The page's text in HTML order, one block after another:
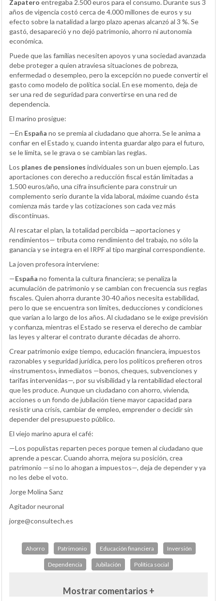
Zapatero entregaba 2.500 euros para el consumo. Durante sus 3
años de vigencia costó cerca de 4.000 millones de euros y su
efecto sobre la natalidad a largo plazo apenas alcanzó al 3 %. Se
gastó, desapareció y no dejó patrimonio, ahorro ni autonomía
económica.
Puede que las familias necesiten apoyos y una sociedad avanzada
debe proteger a quien atraviesa situaciones de pobreza,
enfermedad o desempleo, pero la excepción no puede convertir el
gasto como modelo de política social. En ese momento, deja de
ser una red de seguridad para convertirse en una red de
dependencia.
El marino prosigue:
—En España no se premia al ciudadano que ahorra. Se le anima a
confiar en el Estado y, cuando intenta guardar algo para el futuro,
se le limita, se le grava o se cambian las reglas.
Los planes de pensiones individuales son un buen ejemplo. Las
aportaciones con derecho a reducción fiscal están limitadas a
1.500 euros/año, una cifra insuficiente para construir un
complemento serio durante la vida laboral, máxime cuando ésta
comienza más tarde y las cotizaciones son cada vez más
discontinuas.
Al rescatar el plan, la totalidad percibida —aportaciones y
rendimientos— tributa como rendimiento del trabajo, no sólo la
ganancia y se integra en el IRPF al tipo marginal correspondiente.
La joven profesora interviene:
—España no fomenta la cultura financiera; se penaliza la
acumulación de patrimonio y se cambian con frecuencia sus reglas
fiscales. Quien ahorra durante 30-40 años necesita estabilidad,
pero lo que se encuentra son límites, deducciones y condiciones
que varían a lo largo de los años. Al ciudadano se le exige previsión
y confianza, mientras el Estado se reserva el derecho de cambiar
las leyes y alterar el contrato durante décadas de ahorro.
Crear patrimonio exige tiempo, educación financiera, impuestos
razonables y seguridad jurídica, pero los políticos prefieren otros
«instrumentos», inmediatos —bonos, cheques, subvenciones y
tarifas intervenidas—, por su visibilidad y la rentabilidad electoral
que les produce. Aunque un ciudadano con ahorro, vivienda,
acciones o un fondo de jubilación tiene mayor capacidad para
resistir una crisis, cambiar de empleo, emprender o decidir sin
depender del presupuesto público.
El viejo marino apura el café:
—Los populistas reparten peces porque temen al ciudadano que
aprende a pescar. Cuando ahorra, mejora su posición, crea
patrimonio —si no lo ahogan a impuestos—, deja de depender y ya
no les debe el voto.
Jorge Molina Sanz
Agitador neuronal
jorge@consultech.es
Ahorro Patrimonio Educación financiera Inversión
Dependencia Jubilación Política social
Mostrar comentarios +